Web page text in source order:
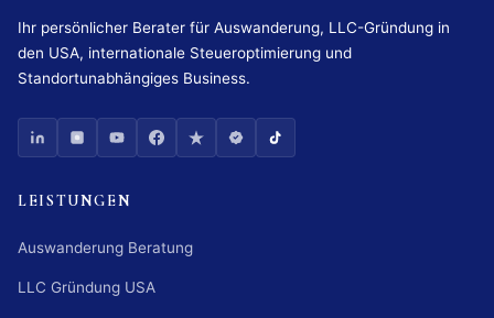
Ihr persönlicher Berater für Auswanderung, LLC-Gründung in
den USA, internationale Steueroptimierung und
Standortunabhängiges Business.
LEISTUNGEN
Auswanderung Beratung
LLC Gründung USA